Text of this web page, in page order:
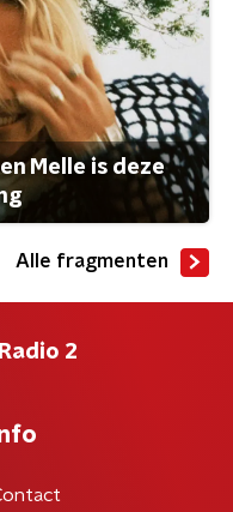
Melle is deze
Alle fragmenten
2